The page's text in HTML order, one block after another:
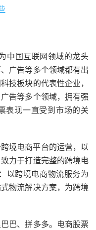
中国互联网领域的龙头
广告等多个领域都有出
技板块的代表性企业，
告等多个领域，拥有强
表现一直受到市场的关
境电商平台的运营，以
力于打造完整的跨境电
以跨境电商物流服务为
物流解决方案，为跨境
巴、拼多多。电商股票